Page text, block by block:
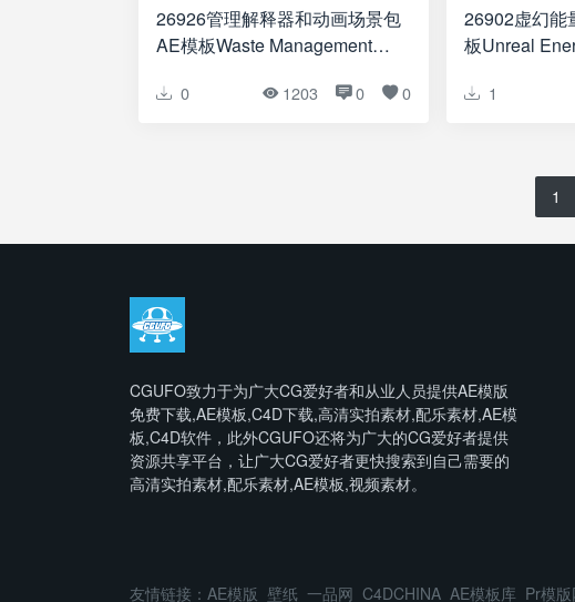
26926管理解释器和动画场景包
AE模板Waste Management
Scene Pack
0 1203 0 0
26902虚幻能
板Unreal
1
1
CGUFO致力于为广大CG爱好者和从业人员提供AE模版
免费下载,AE模板,C4D下载,高清实拍素材,配乐素材,AE模
板,C4D软件，此外CGUFO还将为广大的CG爱好者提供
资源共享平台，让广大CG爱好者更快搜索到自己需要的
高清实拍素材,配乐素材,AE模板,视频素材。
友情链接： AE模版 壁纸 一品网 C4DCHINA AE模板库 Pr模版